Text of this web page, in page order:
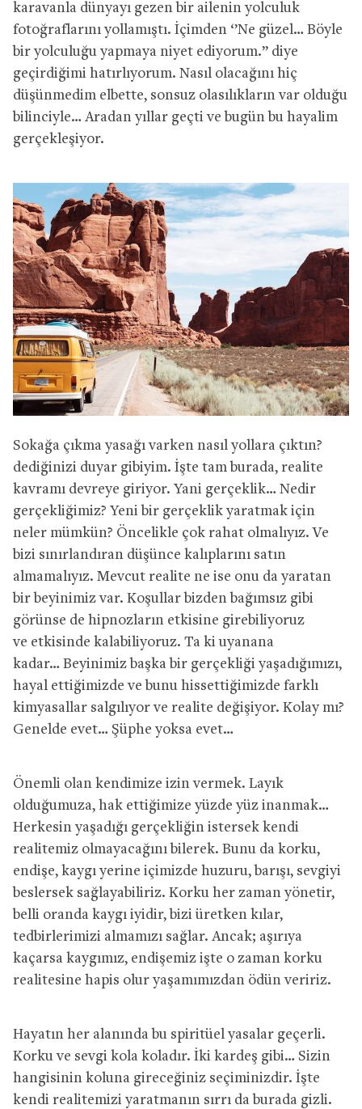
karavanla dünyayı gezen bir ailenin yolculuk
fotoğraflarını yollamıştı. İçimden ‘’Ne güzel… Böyle
bir yolculuğu yapmaya niyet ediyorum.’’ diye
geçirdiğimi hatırlıyorum. Nasıl olacağını hiç
düşünmedim elbette, sonsuz olasılıkların var olduğu
bilinciyle… Aradan yıllar geçti ve bugün bu hayalim
gerçekleşiyor.
Sokağa çıkma yasağı varken nasıl yollara çıktın?
dediğinizi duyar gibiyim. İşte tam burada, realite
kavramı devreye giriyor. Yani gerçeklik… Nedir
gerçekliğimiz? Yeni bir gerçeklik yaratmak için
neler mümkün? Öncelikle çok rahat olmalıyız. Ve
bizi sınırlandıran düşünce kalıplarını satın
almamalıyız. Mevcut realite ne ise onu da yaratan
bir beyinimiz var. Koşullar bizden bağımsız gibi
görünse de hipnozların etkisine girebiliyoruz
ve etkisinde kalabiliyoruz. Ta ki uyanana
kadar… Beyinimiz başka bir gerçekliği yaşadığımızı,
hayal ettiğimizde ve bunu hissettiğimizde farklı
kimyasallar salgılıyor ve realite değişiyor. Kolay mı?
Genelde evet… Şüphe yoksa evet…
Önemli olan kendimize izin vermek. Layık
olduğumuza, hak ettiğimize yüzde yüz inanmak…
Herkesin yaşadığı gerçekliğin istersek kendi
realitemiz olmayacağını bilerek. Bunu da korku,
endişe, kaygı yerine içimizde huzuru, barışı, sevgiyi
beslersek sağlayabiliriz. Korku her zaman yönetir,
belli oranda kaygı iyidir, bizi üretken kılar,
tedbirlerimizi almamızı sağlar. Ancak; aşırıya
kaçarsa kaygımız, endişemiz işte o zaman korku
realitesine hapis olur yaşamımızdan ödün veririz.
Hayatın her alanında bu spiritüel yasalar geçerli.
Korku ve sevgi kola koladır. İki kardeş gibi… Sizin
hangisinin koluna gireceğiniz seçiminizdir. İşte
kendi realitemizi yaratmanın sırrı da burada gizli.